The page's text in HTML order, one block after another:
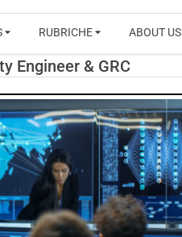
RUBRICHE ABOUT US
Engineer & GRC